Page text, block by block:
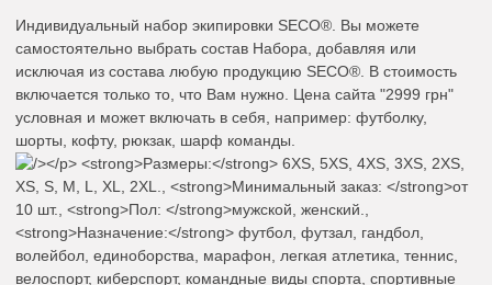
Индивидуальный набор экипировки SECO®. Вы можете
самостоятельно выбрать состав Набора, добавляя или
исключая из состава любую продукцию SECO®. В стоимость
включается только то, что Вам нужно. Цена сайта "2999 грн"
условная и может включать в себя, например: футболку,
шорты, кофту, рюкзак, шарф команды.